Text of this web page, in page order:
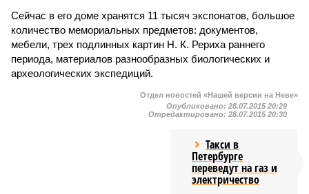
Сейчас в его доме хранятся 11 тысяч экспонатов, большое
количество мемориальных предметов: документов,
мебели, трех подлинных картин Н. К. Рериха раннего
периода, материалов разнообразных биологических и
археологических экспедиций.
Отдел новостей «Нашей версии на Неве»
Опубликовано: 28.07.2015 20:29
Отредактировано: 28.07.2015 20:30
Такси в
Петербурге
переведут на газ и
электричество